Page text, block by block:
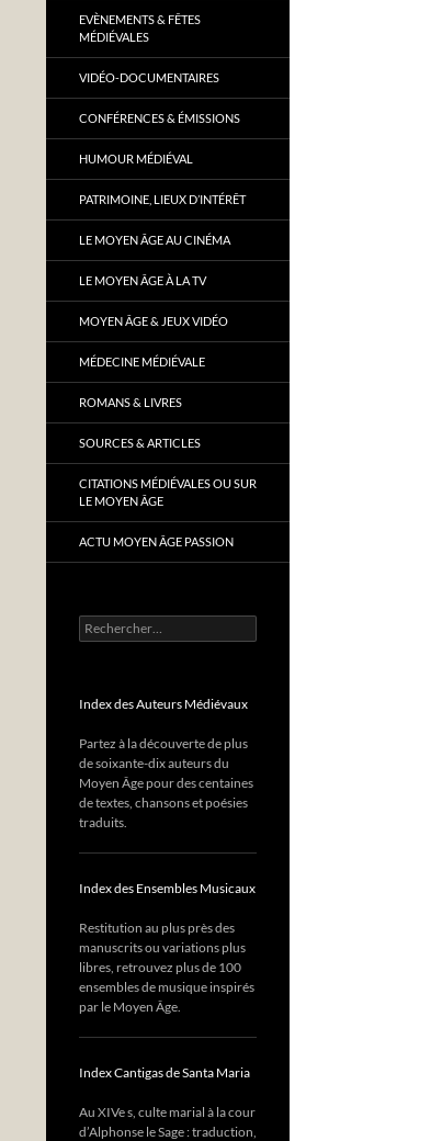
EVÈNEMENTS & FÊTES
MÉDIÉVALES
VIDÉO-DOCUMENTAIRES
CONFÉRENCES & ÉMISSIONS
HUMOUR MÉDIÉVAL
PATRIMOINE, LIEUX D’INTÉRÊT
LE MOYEN ÂGE AU CINÉMA
LE MOYEN ÂGE À LA TV
MOYEN ÂGE & JEUX VIDÉO
MÉDECINE MÉDIÉVALE
ROMANS & LIVRES
SOURCES & ARTICLES
CITATIONS MÉDIÉVALES OU SUR
LE MOYEN ÂGE
ACTU MOYEN ÂGE PASSION
Rechercher :
Index des Auteurs Médiévaux
Partez à la découverte de plus
de soixante-dix auteurs du
Moyen Âge pour des centaines
de textes, chansons et poésies
traduits.
Index des Ensembles Musicaux
Restitution au plus près des
manuscrits ou variations plus
libres, retrouvez plus de 100
ensembles de musique inspirés
par le Moyen Âge.
Index Cantigas de Santa Maria
Au XIVe s, culte marial à la cour
d’Alphonse le Sage : traduction,